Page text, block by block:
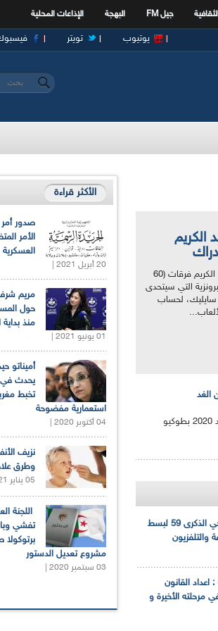
جيل FM البهجة الإذاعات المحلية
تويتر يوتيوب
‏بحث ‏
عبد الكريم
سيخوض الجزائري عبد الكريم فرقات (60
التي سيتحدى
سايليك، لحساب
الغد
يدخل المصارع الجزائري عبد الكريم فرقات (وزن 60 كلغ) غمار منافسات أولمبياد 2020 بطوكيو
الإذاعة الجزائرية تحي الذكرى 59 لبسط
والتلفزيون
: اعداد القانون
مرحلته الأخيرة و
الأكثر قراءة
صدور
الأمر
العسكرية
20 أبريل 2021 |
حول
منذ بداية
01 يونيو 2021 |
أميناتو
يحدث في
تخبط
استعمارية مفضوحة
04 أكتوبر 2020 |
نزيف
وطرق
05 يناير 2021 |
اللجنة
تفشي
برتوكولا
مشروع تعديل الدستور
03 سبتمبر 2020 |